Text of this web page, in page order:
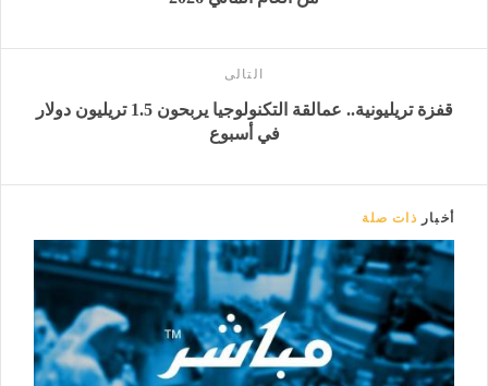
التالى
قفزة تريليونية.. عمالقة التكنولوجيا يربحون 1.5 تريليون دولار
في أسبوع
أخبار ذات صلة